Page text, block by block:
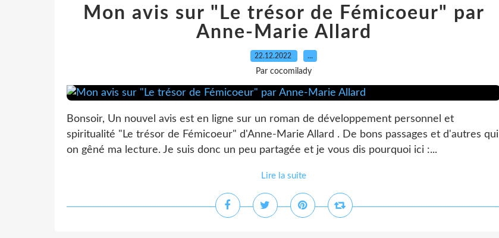
Mon avis sur "Le trésor de Fémicoeur" par
Anne-Marie Allard
22.12.2022 …
Par cocomilady
Bonsoir, Un nouvel avis est en ligne sur un roman de développement personnel et
spiritualité "Le trésor de Fémicoeur" d'Anne-Marie Allard . De bons passages et d'autres qui
on gêné ma lecture. Je suis donc un peu partagée et je vous dis pourquoi ici :...
Lire la suite